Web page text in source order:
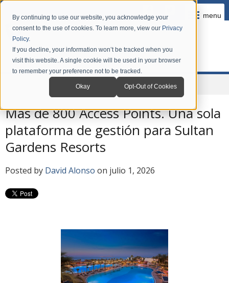
By continuing to use our website, you acknowledge your
consent to the use of cookies. To learn more, view our Privacy
Policy.
If you decline, your information won’t be tracked when you
visit this website. A single cookie will be used in your browser
to remember your preference not to be tracked.
Okay Opt-Out of Cookies
menu
News Blog en Español
Más de 800 Access Points. Una sola
plataforma de gestión para Sultan
Gardens Resorts
Posted by David Alonso on julio 1, 2026